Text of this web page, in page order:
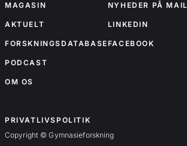
MAGASIN
AKTUELT
FORSKNINGSDATABASE
PODCAST
OM OS
NYHEDER PÅ MAIL
LINKEDIN
FACEBOOK
PRIVATLIVSPOLITIK
Forskningsartikler
Copyright © Gymnasieforskning